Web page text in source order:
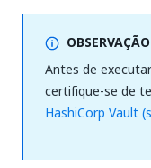
Antes de
certifique-se de
HashiCorp Vault